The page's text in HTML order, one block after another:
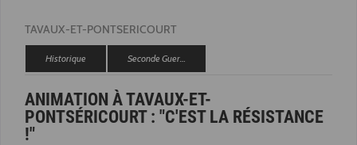
TAVAUX-ET-PONTSERICOURT
Historique Seconde Guer…
ANIMATION À TAVAUX-ET-
PONTSÉRICOURT : "C'EST LA RÉSISTANCE
!"